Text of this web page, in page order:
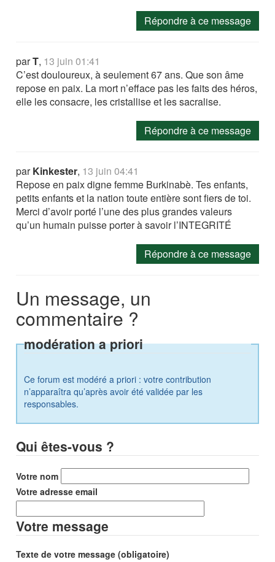
Répondre à ce message
parT, 13 juin 01:41
C’est douloureux, à seulement 67 ans. Que son âme
repose en paix. La mort n’efface pas les faits des héros,
elle les consacre, les cristallise et les sacralise.
Répondre à ce message
parKinkester, 13 juin 04:41
Repose en paix digne femme Burkinabè. Tes enfants,
petits enfants et la nation toute entière sont fiers de toi.
Merci d’avoir porté l’une des plus grandes valeurs
qu’un humain puisse porter à savoir l’INTEGRITÉ
Répondre à ce message
Un message, un
commentaire ?
modération a priori
Ce forum est modéré a priori : votre contribution
n’apparaîtra qu’après avoir été validée par les
responsables.
Qui êtes-vous ?
Votre nom
Votre adresse email
Votre message
Texte de votre message (obligatoire)